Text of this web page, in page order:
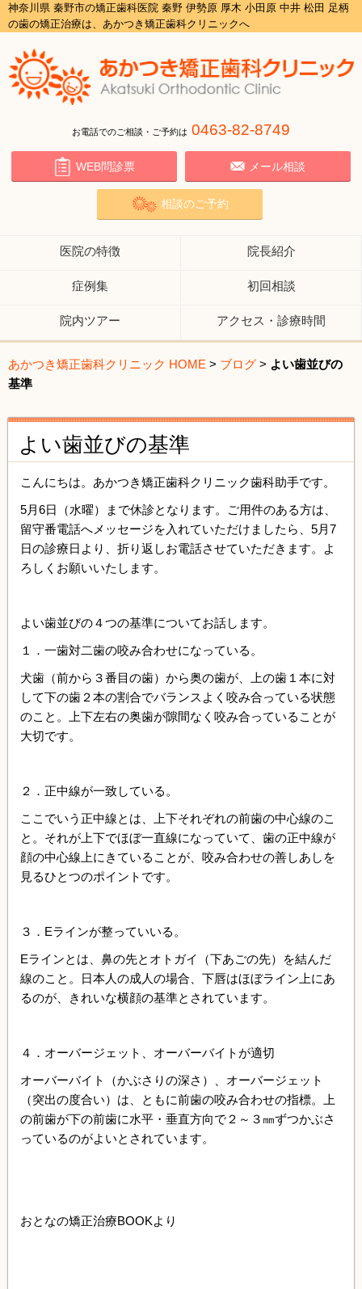
神奈川県 秦野市の矯正歯科医院 秦野 伊勢原 厚木 小田原 中井 松田 足柄
の歯の矯正治療は、あかつき矯正歯科クリニックへ
お電話でのご相談・ご予約は 0463-82-8749
WEB問診票 メール相談
相談のご予約
医院の特徴 院長紹介
症例集 初回相談
院内ツアー アクセス・診療時間
あかつき矯正歯科クリニック HOME > ブログ > よい歯並びの
基準
よい歯並びの基準
こんにちは。あかつき矯正歯科クリニック歯科助手です。
5月6日（水曜）まで休診となります。ご用件のある方は、
留守番電話へメッセージを入れていただけましたら、5月7
日の診療日より、折り返しお電話させていただきます。よ
ろしくお願いいたします。
よい歯並びの４つの基準についてお話します。
１．一歯対二歯の咬み合わせになっている。
犬歯（前から３番目の歯）から奥の歯が、上の歯１本に対
して下の歯２本の割合でバランスよく咬み合っている状態
のこと。上下左右の奥歯が隙間なく咬み合っていることが
大切です。
２．正中線が一致している。
ここでいう正中線とは、上下それぞれの前歯の中心線のこ
と。それが上下でほぼ一直線になっていて、歯の正中線が
顔の中心線上にきていることが、咬み合わせの善しあしを
見るひとつのポイントです。
３．Eラインが整っていいる。
Eラインとは、鼻の先とオトガイ（下あごの先）を結んだ
線のこと。日本人の成人の場合、下唇はほぼライン上にあ
るのが、きれいな横顔の基準とされています。
４．オーバージェット、オーバーバイトが適切
オーバーバイト（かぶさりの深さ）、オーバージェット
（突出の度合い）は、ともに前歯の咬み合わせの指標。上
の前歯が下の前歯に水平・垂直方向で２～３㎜ずつかぶさ
っているのがよいとされています。
おとなの矯正治療BOOKより